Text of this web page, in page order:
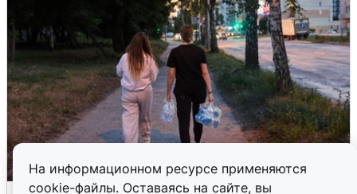
На информационном ресурсе применяются
cookie-файлы. Оставаясь на сайте, вы